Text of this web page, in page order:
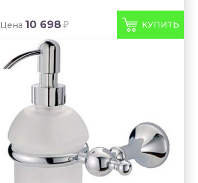
Цена 10 698 КУПИТЬ